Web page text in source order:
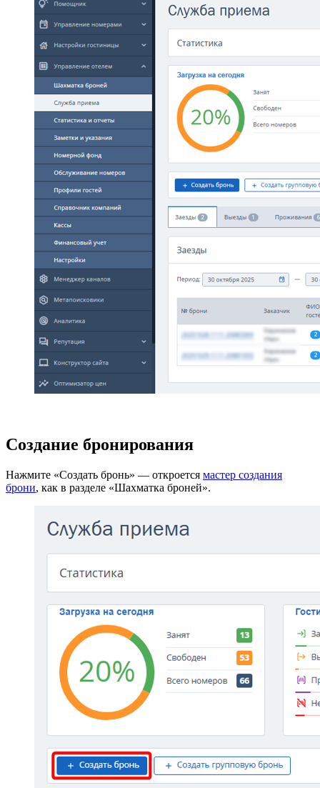
Создание бронирования
Нажмите «Создать бронь» — откроется мастер создания
брони, как в разделе «Шахматка броней».